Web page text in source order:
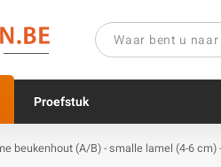
Proefstuk
beukenhout (A/B) - smalle lamel (4-6